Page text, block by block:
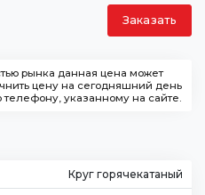
Заказать
рынка данная цена может
цену на сегодняшний день
указанному на сайте.
Круг горячекатаный